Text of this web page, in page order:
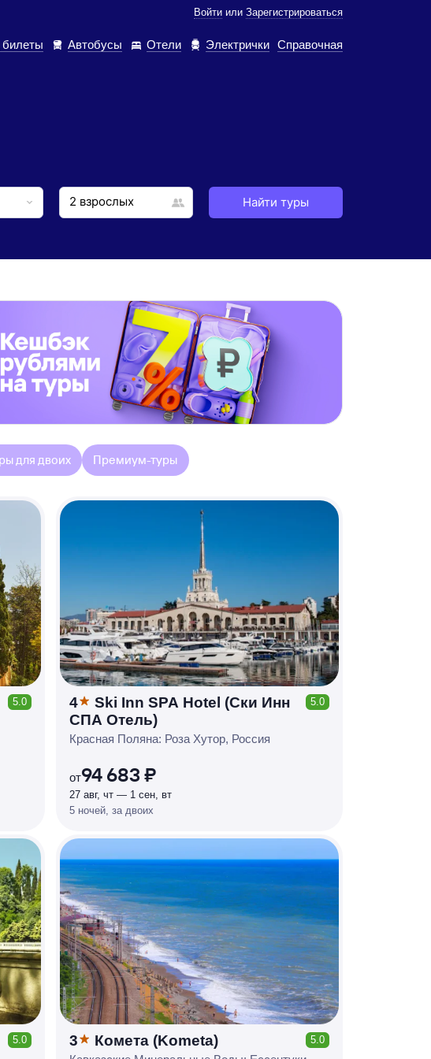
Войти или Зарегистрироваться
Автобусы Отели Электрички Справочная
Найти туры
для двоих Премиум-туры
5.0
КЕШБЭК
Р
У
Б
Л
Я
М
И
Д
О 7
%
4
Ski Inn SPA Hotel (Ски Инн
СПА Отель)
5.0
Красная Поляна: Роза Хутор, Россия
от94 683 ₽
27 авг, чт — 1 сен, вт
5 ночей, за двоих
5.0 3 Комета (Kometa) 5.0